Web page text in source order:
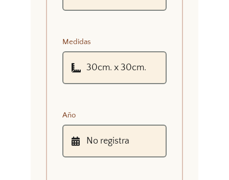
Medidas
Año